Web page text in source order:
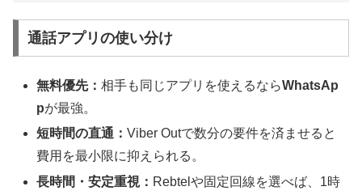
通話アプリの使い分け
無料優先：相手も同じアプリを使えるならWhatsAp
pが最強。
短時間の直通：Viber Outで数分の要件を済ませると
費用を最小限に抑えられる。
長時間・安定重視： Rebtelや固定回線を選べば、1時